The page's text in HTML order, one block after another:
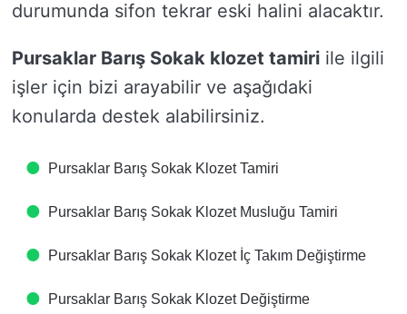
durumunda sifon tekrar eski halini alacaktır.
Pursaklar Barış Sokak klozet tamiri ile ilgili
işler için bizi arayabilir ve aşağıdaki
konularda destek alabilirsiniz.
Pursaklar Barış Sokak Klozet Tamiri
Pursaklar Barış Sokak Klozet Musluğu Tamiri
Pursaklar Barış Sokak Klozet İç Takım Değiştirme
Pursaklar Barış Sokak Klozet Değiştirme